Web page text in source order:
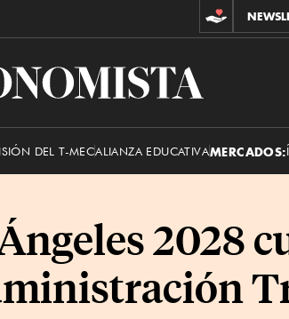
El
DEL T-MECALIANZA EDUCATIVAMERCADOS:
2028